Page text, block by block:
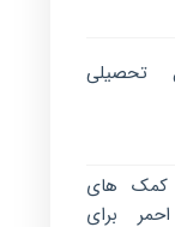
تحصیلی
کمک های
برای